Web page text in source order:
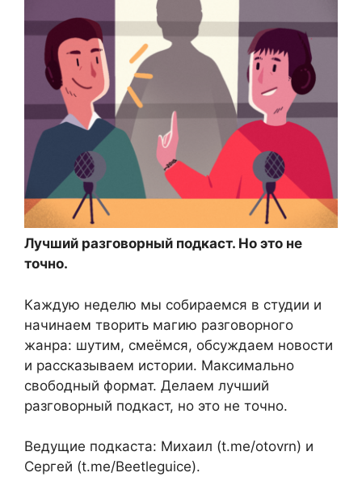
Лучший разговорный подкаст. Но это не
точно.
Каждую неделю мы собираемся в студии и
начинаем творить магию разговорного
жанра: шутим, смеёмся, обсуждаем новости
и рассказываем истории. Максимально
свободный формат. Делаем лучший
разговорный подкаст, но это не точно.
Ведущие подкаста: Михаил (t.me/otovrn) и
Сергей (t.me/Beetleguice).